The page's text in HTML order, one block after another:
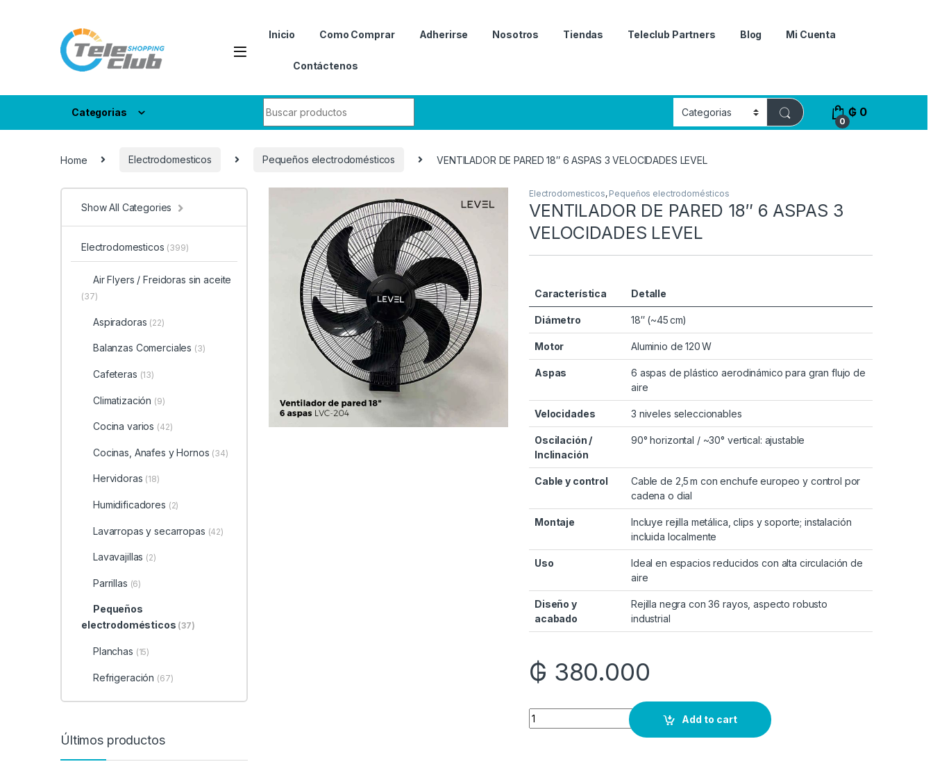
Inicio Como Comprar Adherirse Nosotros Tiendas Teleclub Partners Blog Mi Cuenta
Contáctenos
Categorias
0
₲ 0
Home Electrodomesticos Pequeños electrodomésticos VENTILADOR DE PARED 18″ 6 ASPAS 3 VELOCIDADES LEVEL
Electrodomesticos, Pequeños electrodomésticos
VENTILADOR DE PARED 18″ 6 ASPAS 3
VELOCIDADES LEVEL
Característica Detalle
Diámetro 18″ (~45 cm)
Motor Aluminio de 120 W
Aspas
6 aspas de plástico aerodinámico para gran flujo de
aire
Velocidades 3 niveles seleccionables
Oscilación /
Inclinación
90° horizontal / ~30° vertical: ajustable
Cable y control
Cable de 2,5 m con enchufe europeo y control por
cadena o dial
Montaje
Incluye rejilla metálica, clips y soporte; instalación
incluida localmente
Uso
Ideal en espacios reducidos con alta circulación de
aire
Diseño y
acabado
Rejilla negra con 36 rayos, aspecto robusto
industrial
₲ 380.000
Quantity
Add to cart
Show All Categories
Electrodomesticos (399)
Air Flyers / Freidoras sin aceite
(37)
Aspiradoras (22)
Balanzas Comerciales (3)
Cafeteras (13)
Climatización (9)
Cocina varios (42)
Cocinas, Anafes y Hornos (34)
Hervidoras (18)
Humidificadores (2)
Lavarropas y secarropas (42)
Lavavajillas (2)
Parrillas (6)
Pequeños
electrodomésticos (37)
Planchas (15)
Refrigeración (67)
Últimos productos